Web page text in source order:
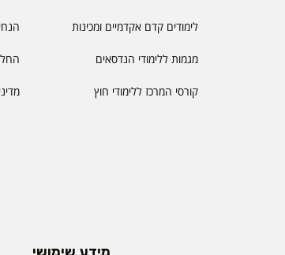
לימודים קדם אקדמיים ומכינות
מגמות ללימודי הנדסאים
קורסי המרכז ללימודי חוץ